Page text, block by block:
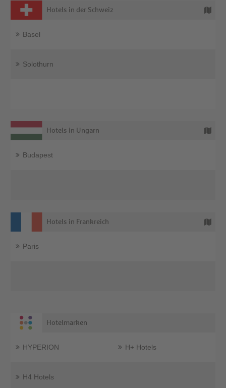
Hotels in der Schweiz
Basel
Solothurn
Hotels in Ungarn
Budapest
Hotels in Frankreich
Paris
Hotelmarken
HYPERION
H4 Hotels
H+ Hotels